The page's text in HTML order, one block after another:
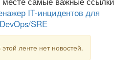
IT-инцидентов для
DevOps/SRE
этой ленте нет новостей.